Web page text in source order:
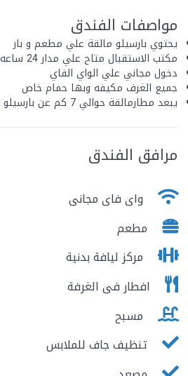
مواصفات الفندق
يحتوي بارسيلو مالقة علي مطعم و بار
مكتب الاستقبال متاح علي مدار 24 ساعه
دخول مجاني علي الواي الفاي
جميع الغرف مكيفه وبها حمام خاص
يبعد مطارمالقة حوالي 7 كم عن بارسيلو مالقة
مرافق الفندق
واى فاى مجانى
مطعم
مركز ليافة بدنية
افطار فى الغرفة
مسبح
تنظيف جاف للملابس